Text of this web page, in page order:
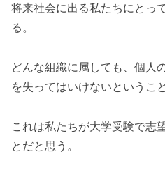
将来社会に出る私たちにとっ
る。
どんな組織に属しても、個人
を失ってはいけないというこ
これは私たちが大学受験で志
とだと思う。